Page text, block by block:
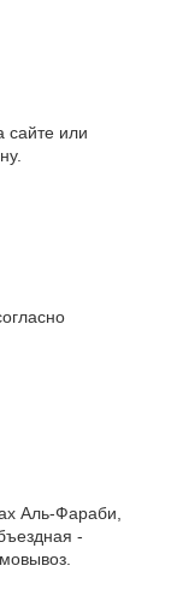
сайте или
Аль-Фараби,
-